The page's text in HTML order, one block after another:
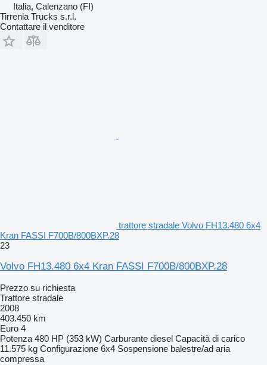
Italia, Calenzano (FI)
Tirrenia Trucks s.r.l.
Contattare il venditore
trattore stradale Volvo FH13.480 6x4
Kran FASSI F700B/800BXP.28
23
Volvo FH13.480 6x4 Kran FASSI F700B/800BXP.28
Prezzo su richiesta
Trattore stradale
2008
403.450 km
Euro 4
Potenza 480 HP (353 kW) Carburante diesel Capacità di carico
11.575 kg Configurazione 6x4 Sospensione balestre/ad aria
compressa